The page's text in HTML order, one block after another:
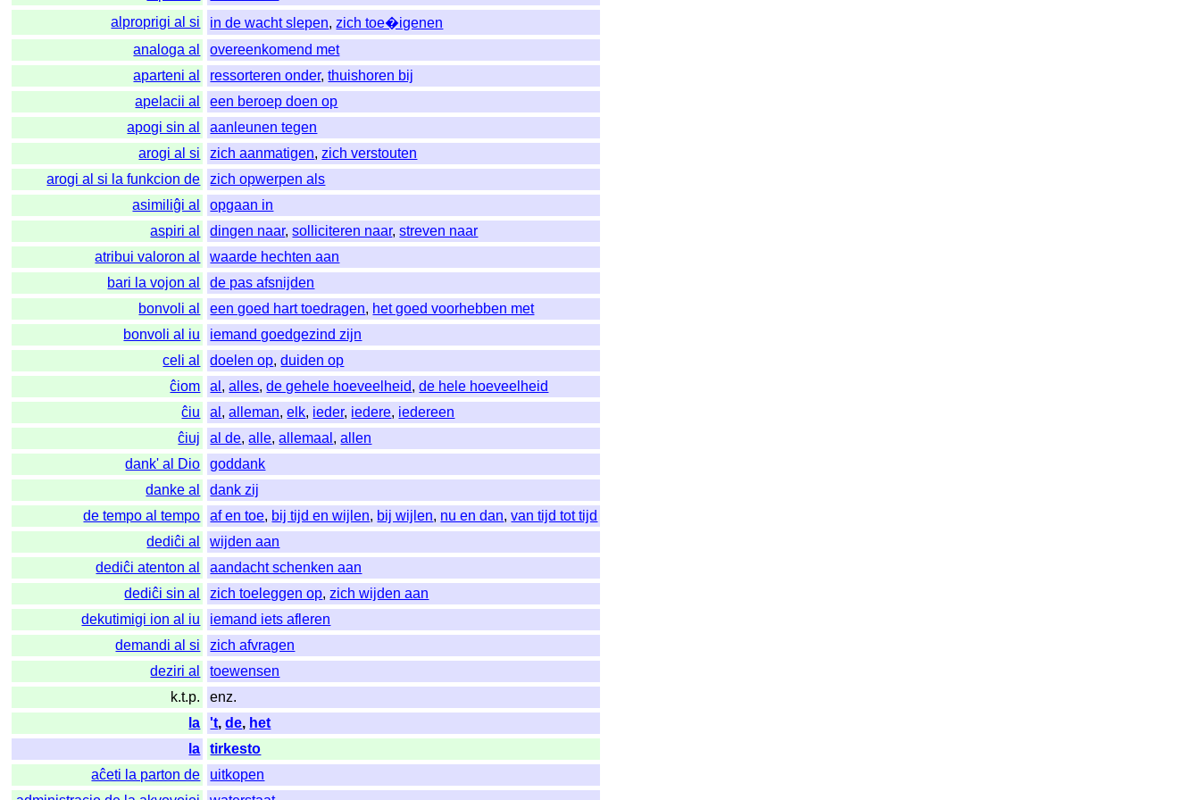
alproprigi al si
in de wacht slepen,zich toe�igenen
analoga al
overeenkomend met
aparteni al
ressorteren onder,thuishoren bij
apelacii al
een beroep doen op
apogi sin al
aanleunen tegen
arogi al si
zich aanmatigen,zich verstouten
arogi al si la funkcion de
zich opwerpen als
asimiliĝi al
opgaan in
aspiri al
dingen naar,solliciteren naar,streven naar
atribui valoron al
waarde hechten aan
bari la vojon al
de pas afsnijden
bonvoli al
een goed hart toedragen, het goed voorhebben met
bonvoli al iu
iemand goedgezind zijn
celi al
doelen op,duiden op
ĉiom
al ,alles,de gehele hoeveelheid,de hele hoeveelheid
ĉiu
al ,alleman,elk, ieder, iedere, iedereen
ĉiuj
al de,alle,allemaal ,allen
dank' al Dio
goddank
danke al
dank zij
de tempo al tempo
af en toe, bij tijd en wijlen, bij wijlen, nu en dan,van tijd tot tijd
dediĉi al
wijden aan
dediĉi atenton al
aandacht schenken aan
dediĉi sin al
zich toeleggen op,zich wijden aan
dekutimigi ion al iu
iemand iets afleren
demandi al si
zich afvragen
deziri al
toewensen
k.t.p.
enz.
la
't,de, het
la
tirkesto
aĉeti la parton de
uitkopen